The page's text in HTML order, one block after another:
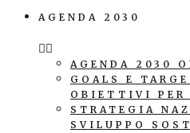
AGENDA 2030
AGENDA 2030
GOALS E
OBIETTIVI
STRATEGIA
SVILUPPO